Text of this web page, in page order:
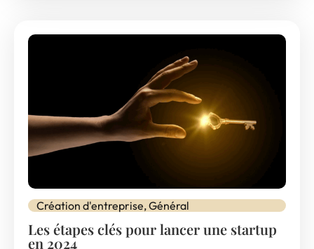
Création d'entreprise,Général
Les étapes clés pour lancer une startup
en 2024